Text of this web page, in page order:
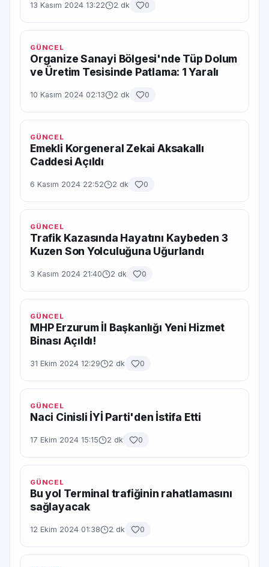
13 Kasım 2024 13:22 2 dk 0
GÜNCEL
Organize Sanayi Bölgesi'nde Tüp Dolum
ve Üretim Tesisinde Patlama: 1 Yaralı
10 Kasım 2024 02:13 2 dk 0
GÜNCEL
Emekli Korgeneral Zekai Aksakallı
Caddesi Açıldı
6 Kasım 2024 22:52 2 dk 0
GÜNCEL
Trafik Kazasında Hayatını Kaybeden 3
Kuzen Son Yolculuğuna Uğurlandı
3 Kasım 2024 21:40 2 dk 0
GÜNCEL
MHP Erzurum İl Başkanlığı Yeni Hizmet
Binası Açıldı!
31 Ekim 2024 12:29 2 dk 0
GÜNCEL
Naci Cinisli İYİ Parti'den İstifa Etti
17 Ekim 2024 15:15 2 dk 0
GÜNCEL
Bu yol Terminal trafiğinin rahatlamasını
sağlayacak
12 Ekim 2024 01:38 2 dk 0